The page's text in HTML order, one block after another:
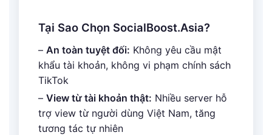
Tại Sao Chọn SocialBoost.Asia?
– An toàn tuyệt đối: Không yêu cầu mật
khẩu tài khoản, không vi phạm chính sách
TikTok
– View từ tài khoản thật: Nhiều server hỗ
trợ view từ người dùng Việt Nam, tăng
tương tác tự nhiên